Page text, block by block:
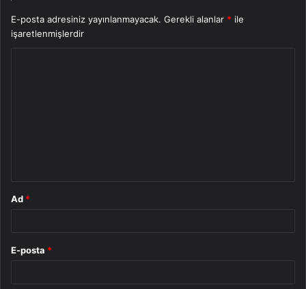
E-posta adresiniz yayınlanmayacak. Gerekli alanlar * ile
işaretlenmişlerdir
Ad *
E-posta *